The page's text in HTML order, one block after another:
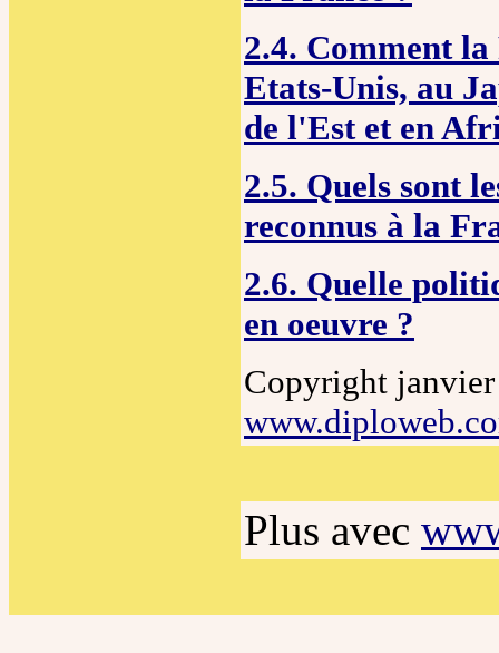
2.4. Comment
Etats-Unis, au
de l'Est et en
2.5. Quels sont
reconnus à la
2.6. Quelle
en oeuvre ?
Copyright
Plus avec